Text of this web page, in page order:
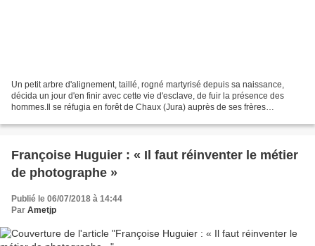
Un petit arbre d'alignement, taillé, rogné martyrisé depuis sa naissance,
décida un jour d'en finir avec cette vie d'esclave, de fuir la présence des
hommes.Il se réfugia en forêt de Chaux (Jura) auprès de ses frères
Françoise Huguier : « Il faut réinventer le métier
de photographe »
Publié le 06/07/2018 à 14:44
Par Ametjp